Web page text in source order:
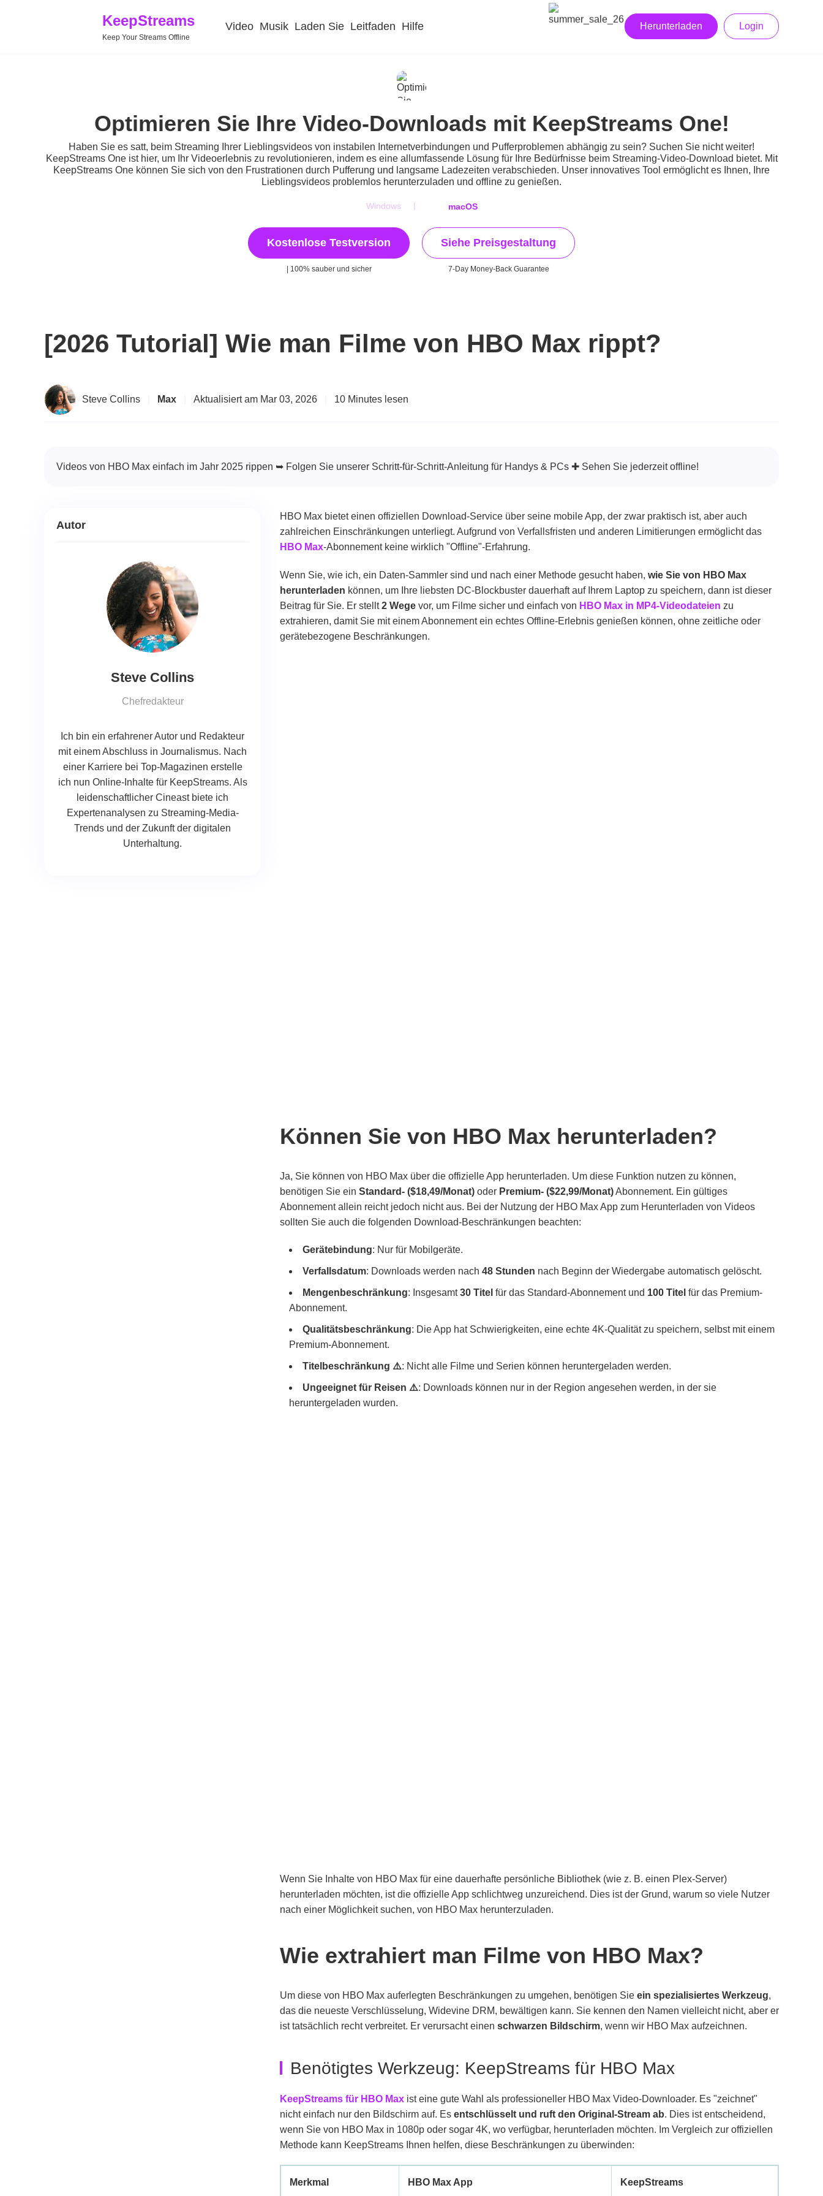
KeepStreams
Keep Your Streams Offline
Video Musik Laden Sie Leitfaden Hilfe Herunterladen Login
Optimieren Sie Ihre Video-Downloads mit KeepStreams One!
Haben Sie es satt, beim Streaming Ihrer Lieblingsvideos von instabilen Internetverbindungen und Pufferproblemen abhängig zu sein? Suchen Sie nicht weiter!
KeepStreams One ist hier, um Ihr Videoerlebnis zu revolutionieren, indem es eine allumfassende Lösung für Ihre Bedürfnisse beim Streaming-Video-Download bietet. Mit
KeepStreams One können Sie sich von den Frustrationen durch Pufferung und langsame Ladezeiten verabschieden. Unser innovatives Tool ermöglicht es Ihnen, Ihre
Lieblingsvideos problemlos herunterzuladen und offline zu genießen.
Windows | macOS
Kostenlose Testversion
| 100% sauber und sicher
Siehe Preisgestaltung
7-Day Money-Back Guarantee
[2026 Tutorial] Wie man Filme von HBO Max rippt?
Steve Collins Max Aktualisiert am Mar 03, 2026 10 Minutes lesen
Videos von HBO Max einfach im Jahr 2025 rippen ➥ Folgen Sie unserer Schritt-für-Schritt-Anleitung für Handys & PCs ✚ Sehen Sie jederzeit offline!
HBO Max bietet einen offiziellen Download-Service über seine mobile App, der zwar praktisch ist, aber auch
zahlreichen Einschränkungen unterliegt. Aufgrund von Verfallsfristen und anderen Limitierungen ermöglicht das
HBO Max-Abonnement keine wirklich "Offline"-Erfahrung.
Wenn Sie, wie ich, ein Daten-Sammler sind und nach einer Methode gesucht haben, wie Sie von HBO Max
herunterladen können, um Ihre liebsten DC-Blockbuster dauerhaft auf Ihrem Laptop zu speichern, dann ist dieser
Beitrag für Sie. Er stellt2 Wege vor, um Filme sicher und einfach von HBO Max in MP4-Videodateien zu
extrahieren, damit Sie mit einem Abonnement ein echtes Offline-Erlebnis genießen können, ohne zeitliche oder
gerätebezogene Beschränkungen.
Können Sie von HBO Max herunterladen?
Ja, Sie können von HBO Max über die offizielle App herunterladen. Um diese Funktion nutzen zu können,
benötigen Sie ein Standard- ($18,49/Monat) oder Premium- ($22,99/Monat)Abonnement. Ein gültiges
Abonnement allein reicht jedoch nicht aus. Bei der Nutzung der HBO Max App zum Herunterladen von Videos
sollten Sie auch die folgenden Download-Beschränkungen beachten:
Gerätebindung: Nur für Mobilgeräte.
Verfallsdatum: Downloads werden nach 48 Stunden nach Beginn der Wiedergabe automatisch gelöscht.
Mengenbeschränkung: Insgesamt30 Titel für das Standard-Abonnement und 100 Titel für das Premium-
Abonnement.
Qualitätsbeschränkung: Die App hat Schwierigkeiten, eine echte 4K-Qualität zu speichern, selbst mit einem
Premium-Abonnement.
Titelbeschränkung ⚠️: Nicht alle Filme und Serien können heruntergeladen werden.
Ungeeignet für Reisen ⚠️: Downloads können nur in der Region angesehen werden, in der sie
heruntergeladen wurden.
Wenn Sie Inhalte von HBO Max für eine dauerhafte persönliche Bibliothek (wie z. B. einen Plex-Server)
herunterladen möchten, ist die offizielle App schlichtweg unzureichend. Dies ist der Grund, warum so viele Nutzer
nach einer Möglichkeit suchen, von HBO Max herunterzuladen.
Wie extrahiert man Filme von HBO Max?
Um diese von HBO Max auferlegten Beschränkungen zu umgehen, benötigen Sie ein spezialisiertes Werkzeug,
das die neueste Verschlüsselung, Widevine DRM, bewältigen kann. Sie kennen den Namen vielleicht nicht, aber er
ist tatsächlich recht verbreitet. Er verursacht einen schwarzen Bildschirm, wenn wir HBO Max aufzeichnen.
Benötigtes Werkzeug: KeepStreams für HBO Max
KeepStreams für HBO Max ist eine gute Wahl als professioneller HBO Max Video-Downloader. Es "zeichnet"
nicht einfach nur den Bildschirm auf. Es entschlüsselt und ruft den Original-Stream ab. Dies ist entscheidend,
wenn Sie von HBO Max in 1080p oder sogar 4K, wo verfügbar, herunterladen möchten. Im Vergleich zur offiziellen
Methode kann KeepStreams Ihnen helfen, diese Beschränkungen zu überwinden:
Merkmal HBO Max App KeepStreams
Autor
Steve Collins
Chefredakteur
Ich bin ein erfahrener Autor und Redakteur
mit einem Abschluss in Journalismus. Nach
einer Karriere bei Top-Magazinen erstelle
ich nun Online-Inhalte für KeepStreams. Als
leidenschaftlicher Cineast biete ich
Expertenanalysen zu Streaming-Media-
Trends und der Zukunft der digitalen
Unterhaltung.